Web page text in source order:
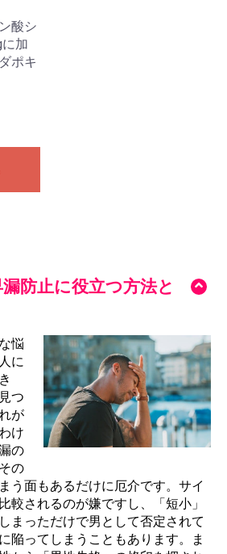
酸シ
加
ポキ
防止に役立つ方法と
悩
に
つ
が
け
の
の
う面もあるだけに厄介です。サイ
較されるのが嫌ですし、「短小」
まっただけで男として否定されて
陥ってしまうこともあります。ま